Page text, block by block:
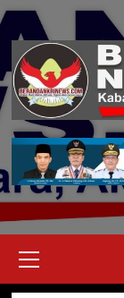
Skip
content
Menu